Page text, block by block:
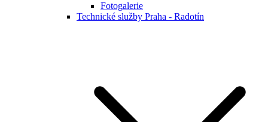
Fotogalerie
Technické služby Praha - Radotín